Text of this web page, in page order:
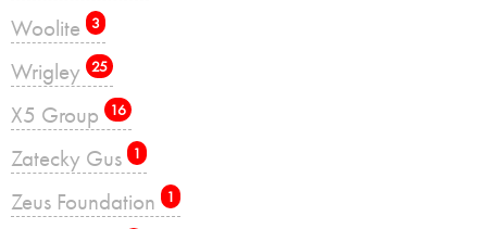
Woolite 3
Wrigley 25
X5 Group 16
Zatecky Gus 1
Zeus Foundation 1